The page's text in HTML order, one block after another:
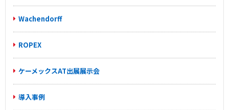
Wachendorff
ROPEX
ケーメックスAT出展展示会
導入事例